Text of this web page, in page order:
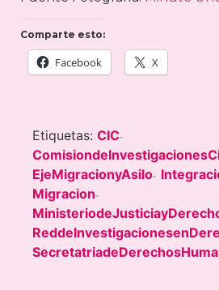
Comparte esto:
Facebook X
Etiquetas: CIC-
EjeMigracionyAsilo-
Migracion-